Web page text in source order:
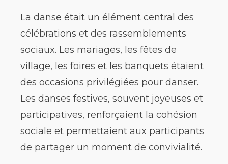
La danse était un élément central des
célébrations et des rassemblements
sociaux. Les mariages, les fêtes de
village, les foires et les banquets étaient
des occasions privilégiées pour danser.
Les danses festives, souvent joyeuses et
participatives, renforçaient la cohésion
sociale et permettaient aux participants
de partager un moment de convivialité.